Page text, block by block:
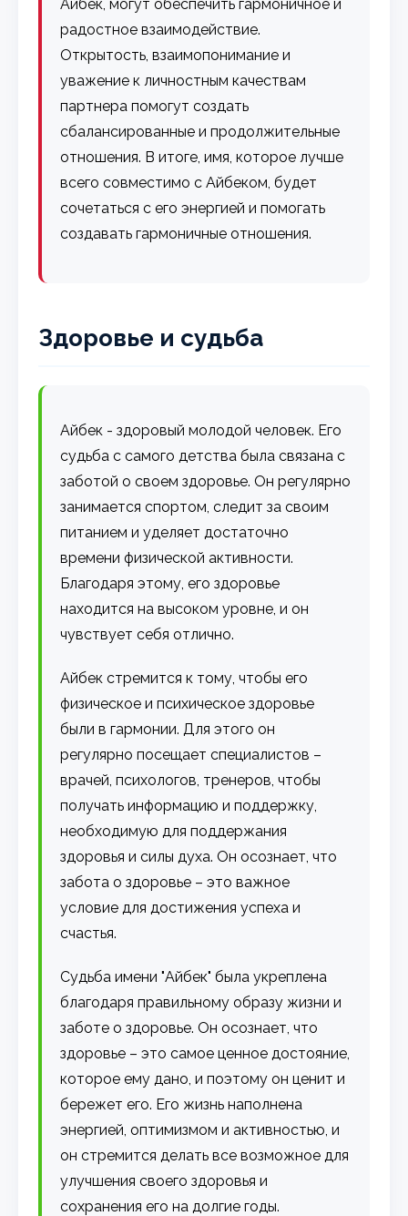
Айбек, могут обеспечить гармоничное и
радостное взаимодействие.
Открытость, взаимопонимание и
уважение к личностным качествам
партнера помогут создать
сбалансированные и продолжительные
отношения. В итоге, имя, которое лучше
всего совместимо с Айбеком, будет
сочетаться с его энергией и помогать
создавать гармоничные отношения.
Здоровье и судьба
Айбек - здоровый молодой человек. Его
судьба с самого детства была связана с
заботой о своем здоровье. Он регулярно
занимается спортом, следит за своим
питанием и уделяет достаточно
времени физической активности.
Благодаря этому, его здоровье
находится на высоком уровне, и он
чувствует себя отлично.
Айбек стремится к тому, чтобы его
физическое и психическое здоровье
были в гармонии. Для этого он
регулярно посещает специалистов –
врачей, психологов, тренеров, чтобы
получать информацию и поддержку,
необходимую для поддержания
здоровья и силы духа. Он осознает, что
забота о здоровье – это важное
условие для достижения успеха и
счастья.
Судьба имени "Айбек" была укреплена
благодаря правильному образу жизни и
заботе о здоровье. Он осознает, что
здоровье – это самое ценное достояние,
которое ему дано, и поэтому он ценит и
бережет его. Его жизнь наполнена
энергией, оптимизмом и активностью, и
он стремится делать все возможное для
улучшения своего здоровья и
сохранения его на долгие годы.